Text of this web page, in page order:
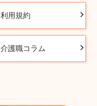
利用規約
介護職コラム